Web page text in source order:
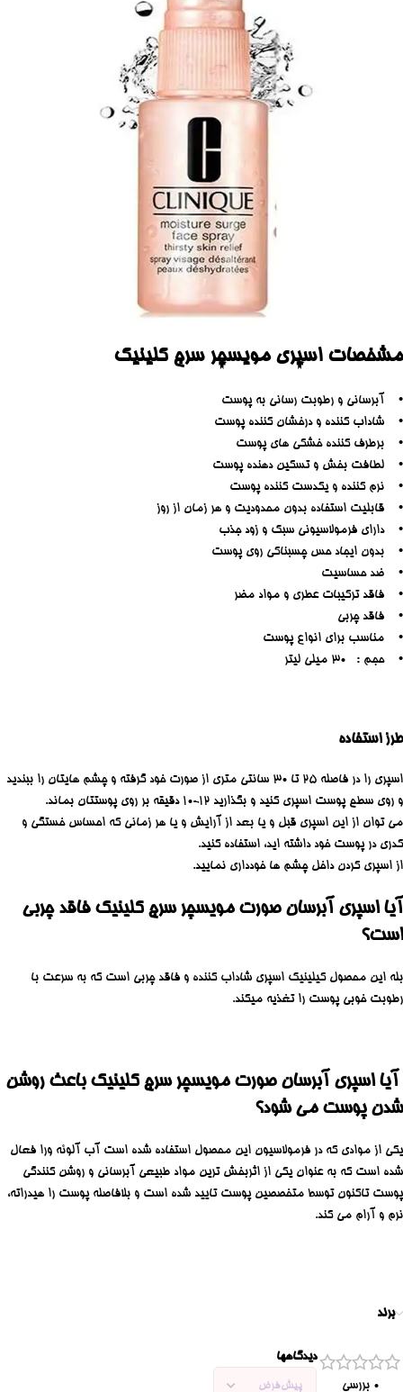
مشخصات اسپری مویسچر سرج کلینیک
• آبرسانی و رطوبت رسانی به پوست
• شاداب کننده و درخشان کننده پوست
• برطرف کننده خشکی های پوست
• لطافت بخش و تسکین دهنده پوست
• نرم کننده و یکدست کننده پوست
• قابلیت استفاده بدون محدودیت و هر زمان از روز
• دارای فرمولاسیونی سبک و زود جذب
• بدون ایجاد حس چسبناکی روی پوست
• ضد حساسیت
• فاقد ترکیبات عطری و مواد مضر
• فاقد چربی
• مناسب برای انواع پوست
• حجم : 30 میلی لیتر
طرز استفاده
اسپری را در فاصله 25 تا 30 سانتی متری از صورت خود گرفته و چشم هایتان را ببندید
و روی سطح پوست اسپری کنید و بگذارید 12-10 دقیقه بر روی پوستتان بماند.
می توان از این اسپری قبل و یا بعد از آرایش و یا هر زمانی که احساس خستگى و
کدرى در پوست خود داشته اید، استفاده کنید.
از اسپری کردن داخل چشم ها خودداری نمایید.
آیا اسپری آبرسان صورت مویسچر سرج کلینیک فاقد چربی
است؟
بله این محصول کیلینیک اسپری شاداب کننده و فاقد چربی است که به سرعت با
رطوبت خوبی پوست را تغذیه میکند.
آیا اسپری آبرسان صورت مویسچر سرج کلینیک باعث روشن
شدن پوست می شود؟
یکی از موادی که در فرمولاسیون این محصول استفاده شده است آب آلوئه ورا فعال
شده است که به عنوان یکی از اثربخش ترین مواد طبیعی آبرسانی و روشن کنندگی
پوست تاکنون توسط متخصصین پوست تایید شده است و بلافاصله پوست را هیدراته،
نرم و آرام می کند.
برند
0 بررسی
دیدگاهها